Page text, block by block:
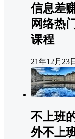
信息差
网络热
课程
21年12月23日
不上班
外不上